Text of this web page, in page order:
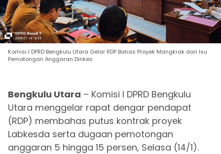
Komisi I DPRD Bengkulu Utara Gelar RDP Bahas Proyek Mangkrak dan Isu
Pemotongan Anggaran Dinkes
Bengkulu Utara – Komisi I DPRD Bengkulu
Utara menggelar rapat dengar pendapat
(RDP) membahas putus kontrak proyek
Labkesda serta dugaan pemotongan
anggaran 5 hingga 15 persen, Selasa (14/1).